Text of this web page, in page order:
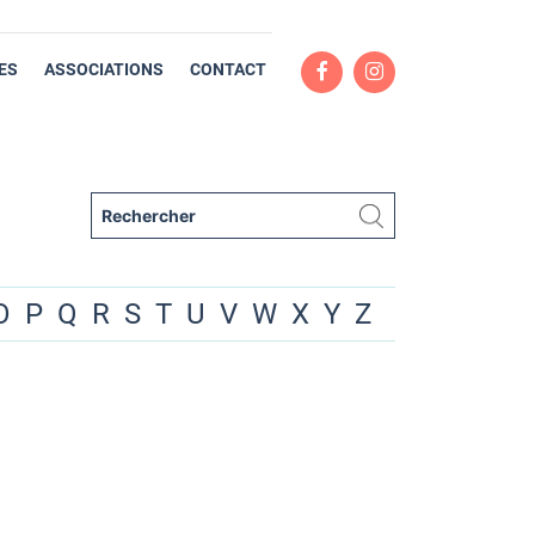
ASSOCIATIONS CONTACT
P Q R S T U V W X Y Z